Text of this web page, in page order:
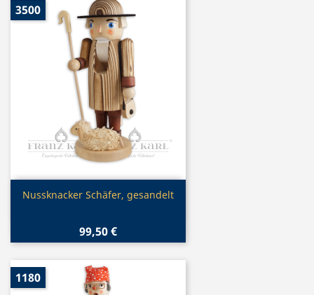
Vorschau
Nussknacker Schäfer, gesandelt
99,50 €
3500
1180